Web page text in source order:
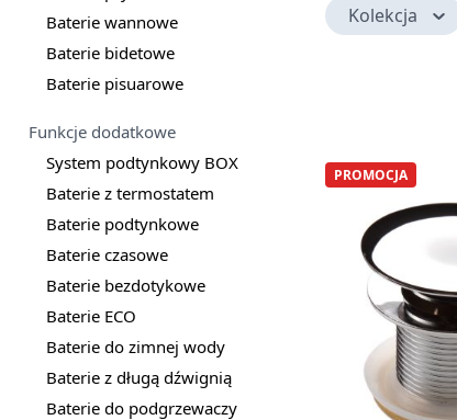
Baterie wannowe
Baterie bidetowe
Baterie pisuarowe
Funkcje dodatkowe
System podtynkowy BOX
Baterie z termostatem
Baterie podtynkowe
Baterie czasowe
Baterie bezdotykowe
Baterie ECO
Baterie do zimnej wody
Baterie z długą dźwignią
Baterie do podgrzewaczy
Kolekcja
PROMOCJA